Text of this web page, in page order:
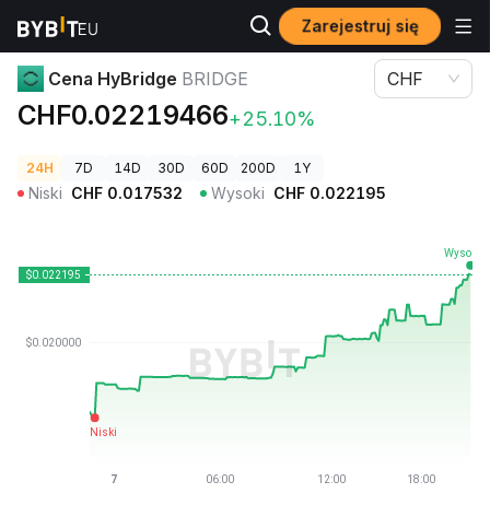
Zarejestruj się
Ceny kryptowalut Cena HyBridge BRIDGE
Cena HyBridge BRIDGE
CHF0.02219466+25.10%
CHF
24H 7D 14D 30D 60D 200D 1Y
Niski CHF 0.017532 Wysoki CHF 0.022195